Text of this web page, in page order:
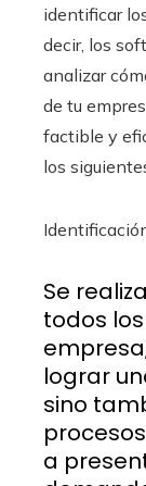
identificar
decir, los
analizar
de tu
factible y
los
Se
todos
lograr
sino
a